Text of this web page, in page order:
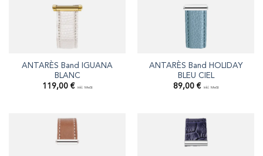
ANTARÈS Band IGUANA
BLANC
119,00 € inkl. MwSt
ANTARÈS Band HOLIDAY
BLEU CIEL
89,00 € inkl. MwSt